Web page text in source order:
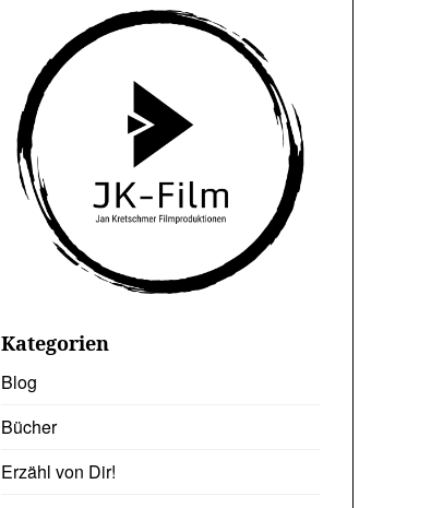
Kategorien
Blog
Bücher
Erzähl von Dir!